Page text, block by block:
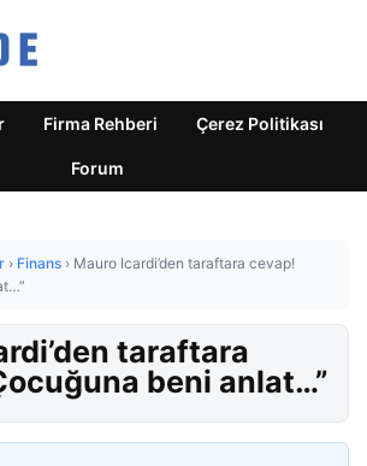
Firma Rehberi Çerez Politikası
Forum
› Finans › Mauro Icardi’den taraftara cevap!
taraftara
beni anlat…”